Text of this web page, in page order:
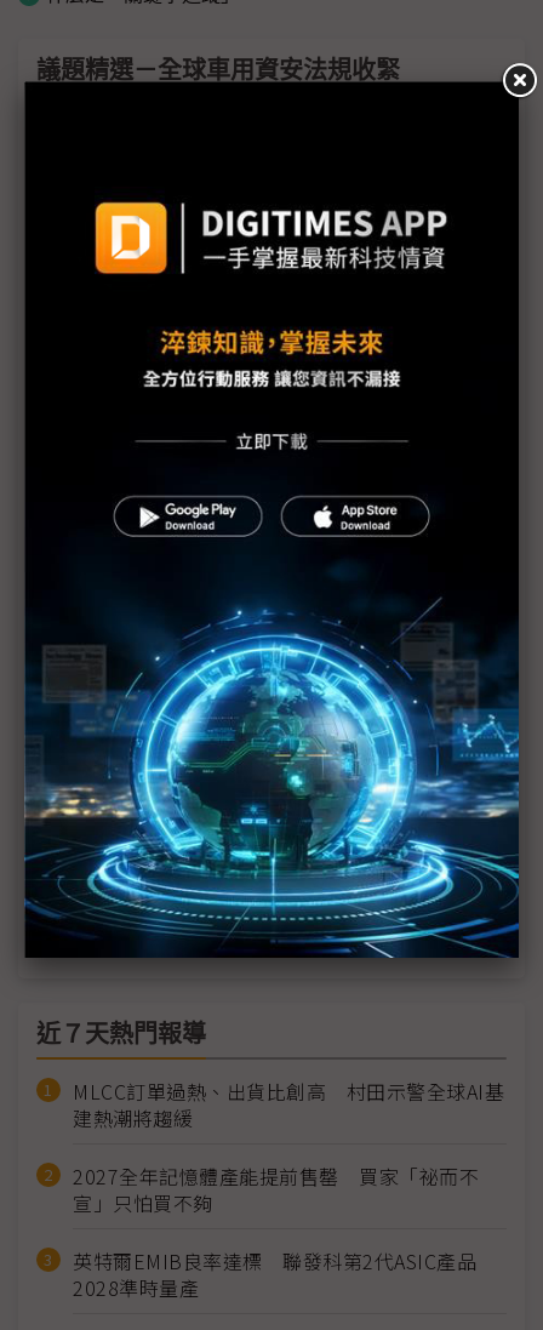
議題精選－全球車用資安法規收緊
評析：便利是誘餌、數據是籌碼？ 高德地圖「零時
差」背後的隱私代價
福斯攻略中國市場 搭載AI代理人強化智慧化競爭力
歐洲人形機器人卡關「兩大瓶頸」 汽車硬體成破局
汽車變身資料中心車用資安地位上升 網路安全成最
全球車用資安法規收緊 中國車廠出海面臨合規壓力
Google深化歐洲車廠合作 由IVI延伸整車開發、強
化軟體主導權
裕隆下放數位主導權 AI文化滲透實現韌性升級
中華車剖析商用車轉型四大關鍵 聯手勤威打造智慧
交通國家隊
從座艙運算到充電基設 金仁寶整合集團資源搶進智
慧移動市場
近７天熱門報導
MLCC訂單過熱、出貨比創高 村田示警全球AI基
建熱潮將趨緩
2027全年記憶體產能提前售罄 買家「祕而不
宣」只怕買不夠
英特爾EMIB良率達標 聯發科第2代ASIC產品
2028準時量產